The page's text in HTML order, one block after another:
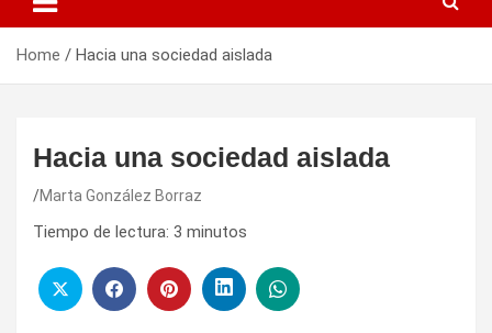
Home Hacia una sociedad aislada
Hacia una sociedad aislada
Marta González Borraz
Tiempo de lectura: 3 minutos